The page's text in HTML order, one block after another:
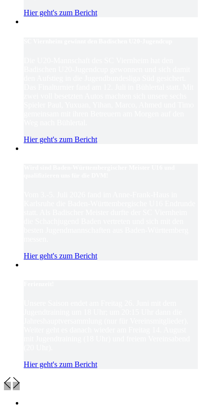
Hier geht's zum Bericht
Hier geht's zum Bericht
Hier geht's zum Bericht
Hier geht's zum Bericht